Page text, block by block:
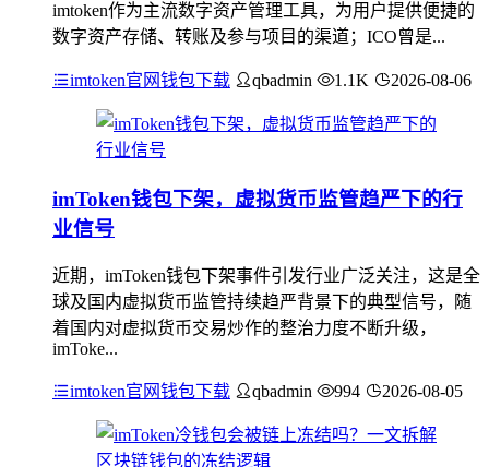
imtoken作为主流数字资产管理工具，为用户提供便捷的
数字资产存储、转账及参与项目的渠道；ICO曾是...
imtoken官网钱包下载 qbadmin 1.1K 2026-08-06
imToken钱包下架，虚拟货币监管趋严下的行
业信号
近期，imToken钱包下架事件引发行业广泛关注，这是全
球及国内虚拟货币监管持续趋严背景下的典型信号，随
着国内对虚拟货币交易炒作的整治力度不断升级，
imToke...
imtoken官网钱包下载 qbadmin 994 2026-08-05